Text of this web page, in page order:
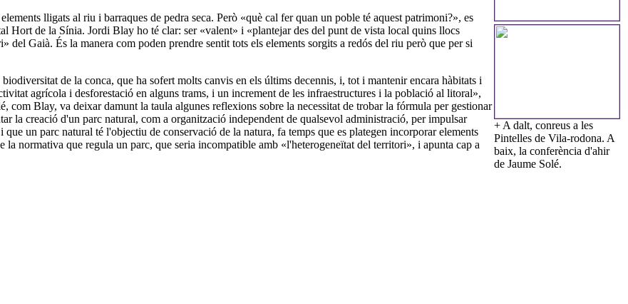
+ A dalt, conreus a les
Pintelles de Vila-rodona. A
baix, la conferència d'ahir
de Jaume Solé.
lligats al riu i barraques de pedra seca. Però «què cal fer quan un poble té aquest patrimoni?», es
Hort de la Sínia. Jordi Blay ho té clar: ser «valent» i «plantejar des del punt de vista local quins llocs
del Gaià. És la manera com poden prendre sentit tots els elements sorgits a redós del riu però que per si
de la conca, que ha sofert molts canvis en els últims decennis, i, tot i mantenir encara hàbitats i
agrícola i desforestació en alguns trams, i un increment de les infraestructures i la població al litoral»,
Blay, va deixar damunt la taula algunes reflexions sobre la necessitat de trobar la fórmula per gestionar
la creació d'un parc natural, com a organització independent de qualsevol administració, per impulsar
un parc natural té l'objectiu de conservació de la natura, fa temps que es plategen incorporar elements
normativa que regula un parc, que seria incompatible amb «l'heterogeneïtat del territori», i apunta cap a